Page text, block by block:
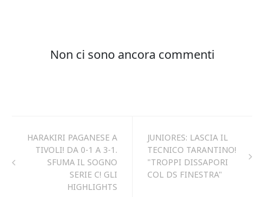
HARAKIRI PAGANESE A
TIVOLI! DA 0-1 A 3-1.
SFUMA IL SOGNO
SERIE C! GLI
HIGHLIGHTS
JUNIORES: LASCIA IL
TECNICO TARANTINO!
"TROPPI DISSAPORI
COL DS FINESTRA"